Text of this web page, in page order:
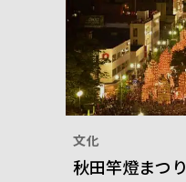
文化
秋田竿燈まつり